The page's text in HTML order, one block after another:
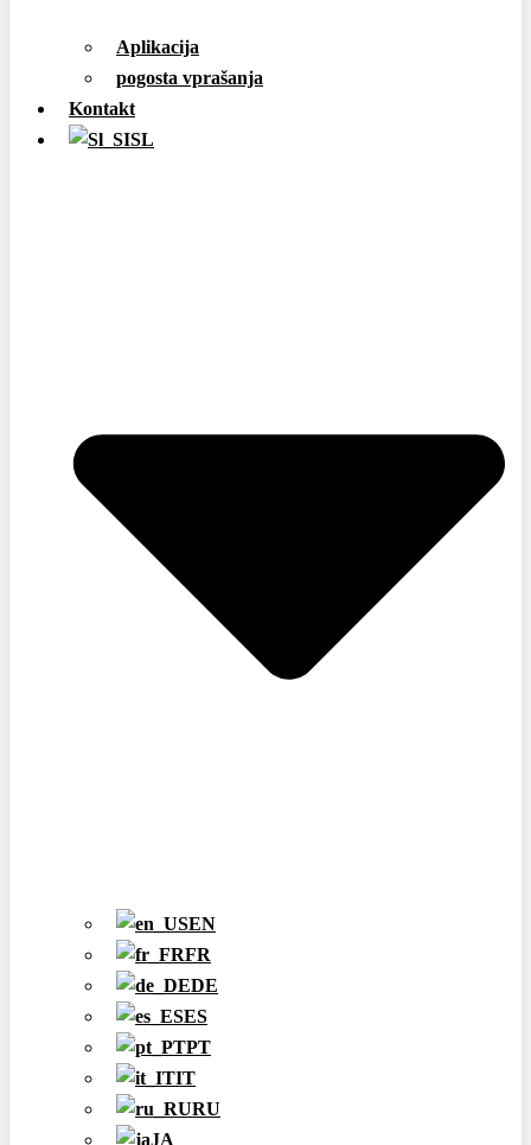
Aplikacija
pogosta vprašanja
Kontakt
SL
EN
FR
DE
ES
PT
IT
RU
JA